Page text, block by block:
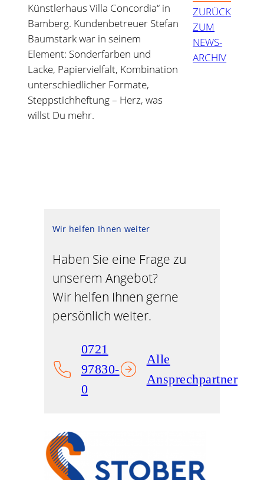
Künstlerhaus Villa Concordia“ in
Bamberg. Kundenbetreuer Stefan
Baumstark war in seinem
Element: Sonderfarben und
Lacke, Papiervielfalt, Kombination
unterschiedlicher Formate,
Steppstichheftung – Herz, was
willst Du mehr.
ZURÜCK
ZUM
NEWS-
ARCHIV
Wir helfen Ihnen weiter
Haben Sie eine Frage zu
unserem Angebot?
Wir helfen Ihnen gerne
persönlich weiter.
0721
97830-
0
Alle
Ansprechpartner